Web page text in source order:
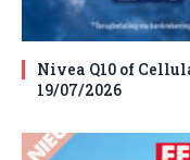
Nivea Q10 of
19/07/2026